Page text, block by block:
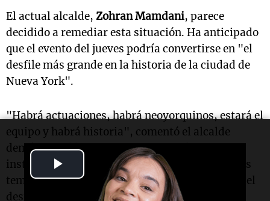
Video
El actual alcalde, Zohran Mamdani, parece
decidido a remediar esta situación. Ha anticipado
que el evento del jueves podría convertirse en "el
desfile más grande en la historia de la ciudad de
Nueva York".
"Habrá actuaciones, habrá neoyorquinos, estará el
equipo y habrá historia", comentó el alcalde
demócrata el lunes, mientras visitaba una
instalación municipal que ha preparado letreros
temporales de "Champions Way" para la ruta del
desfile.